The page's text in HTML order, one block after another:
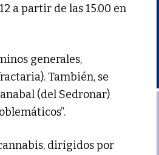
a partir de las 15.00 en
generales,
También, se
(del Sedronar)
dirigidos por